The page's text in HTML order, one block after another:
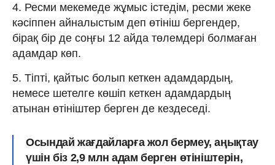
4. Ресми мекемеде жұмыс істедім, ресми жеке
кәсіппен айналыстым деп өтініш бергендер,
бірақ бір де соңғы 12 айда төлемдері болмаған
адамдар көп.
5. Тіпті, қайтыс болып кеткен адамдардың,
немесе шетелге көшіп кеткен адамдардың
атынан өтініштер берген де кездеседі.
Осындай жағдайларға жол бермеу, аңықтау
үшін біз 2,9 млн адам берген өтініштерін,